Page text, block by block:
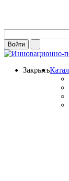
Войти
Закрыть